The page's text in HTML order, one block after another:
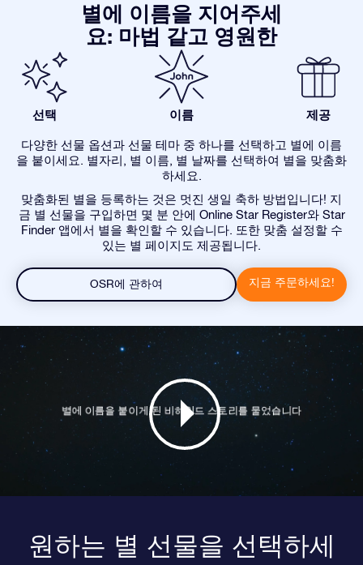
별에 이름을 지어주세
요: 마법 같고 영원한
선택 이름 제공
다양한 선물 옵션과 선물 테마 중 하나를 선택하고 별에 이름
을 붙이세요. 별자리, 별 이름, 별 날짜를 선택하여 별을 맞춤화
하세요.
맞춤화된 별을 등록하는 것은 멋진 생일 축하 방법입니다! 지
금 별 선물을 구입하면 몇 분 안에 Online Star Register와 Star
Finder 앱에서 별을 확인할 수 있습니다. 또한 맞춤 설정할 수
있는 별 페이지도 제공됩니다.
OSR에 관하여 지금 주문하세요!
원하는 별 선물을 선택하세